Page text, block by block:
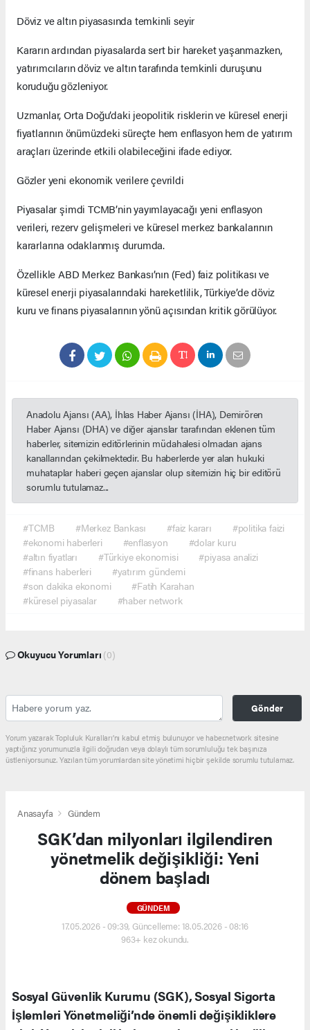
Döviz ve altın piyasasında temkinli seyir
Kararın ardından piyasalarda sert bir hareket yaşanmazken,
yatırımcıların döviz ve altın tarafında temkinli duruşunu
koruduğu gözleniyor.
Uzmanlar, Orta Doğu’daki jeopolitik risklerin ve küresel enerji
fiyatlarının önümüzdeki süreçte hem enflasyon hem de yatırım
araçları üzerinde etkili olabileceğini ifade ediyor.
Gözler yeni ekonomik verilere çevrildi
Piyasalar şimdi TCMB’nin yayımlayacağı yeni enflasyon
verileri, rezerv gelişmeleri ve küresel merkez bankalarının
kararlarına odaklanmış durumda.
Özellikle ABD Merkez Bankası’nın (Fed) faiz politikası ve
küresel enerji piyasalarındaki hareketlilik, Türkiye’de döviz
kuru ve finans piyasalarının yönü açısından kritik görülüyor.
Anadolu Ajansı (AA), İhlas Haber Ajansı (İHA), Demirören
Haber Ajansı (DHA) ve diğer ajanslar tarafından eklenen tüm
haberler, sitemizin editörlerinin müdahalesi olmadan ajans
kanallarından çekilmektedir. Bu haberlerde yer alan hukuki
muhataplar haberi geçen ajanslar olup sitemizin hiç bir editörü
sorumlu tutulamaz...
#TCMB #Merkez Bankası #faiz kararı
#politika faizi
#ekonomi haberleri
#enflasyon
#dolar kuru
#altın fiyatları
#Türkiye ekonomisi
#piyasa analizi
#finans haberleri
#yatırım gündemi
#son dakika ekonomi
#Fatih Karahan
#küresel piyasalar
#haber network
Okuyucu Yorumları (0)
Gönder
Yorum yazarak Topluluk Kuralları’nı kabul etmiş bulunuyor ve haber.network sitesine
yaptığınız yorumunuzla ilgili doğrudan veya dolaylı tüm sorumluluğu tek başınıza
üstleniyorsunuz. Yazılan tüm yorumlardan site yönetimi hiçbir şekilde sorumlu tutulamaz.
Anasayfa Gündem
SGK’dan milyonları ilgilendiren
yönetmelik değişikliği: Yeni
dönem başladı
GÜNDEM
17.05.2026 - 09:39, Güncelleme: 18.05.2026 - 08:16
963+ kez okundu.
Sosyal Güvenlik Kurumu (SGK), Sosyal Sigorta
İşlemleri Yönetmeliği’nde önemli değişikliklere